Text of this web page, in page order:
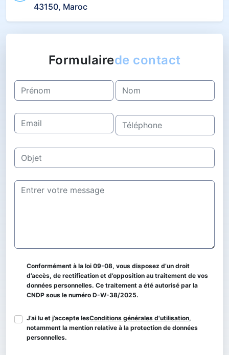
Formulairede contact
Conformément à la loi 09-08, vous disposez d’un droit
d’accès, de rectification et d’opposition au traitement de vos
données personnelles. Ce traitement a été autorisé par la
CNDP sous le numéro D-W-38/2025.
J’ai lu et j’accepte lesConditions générales d'utilisation,
notamment la mention relative à la protection de données
personnelles.
43150, Maroc